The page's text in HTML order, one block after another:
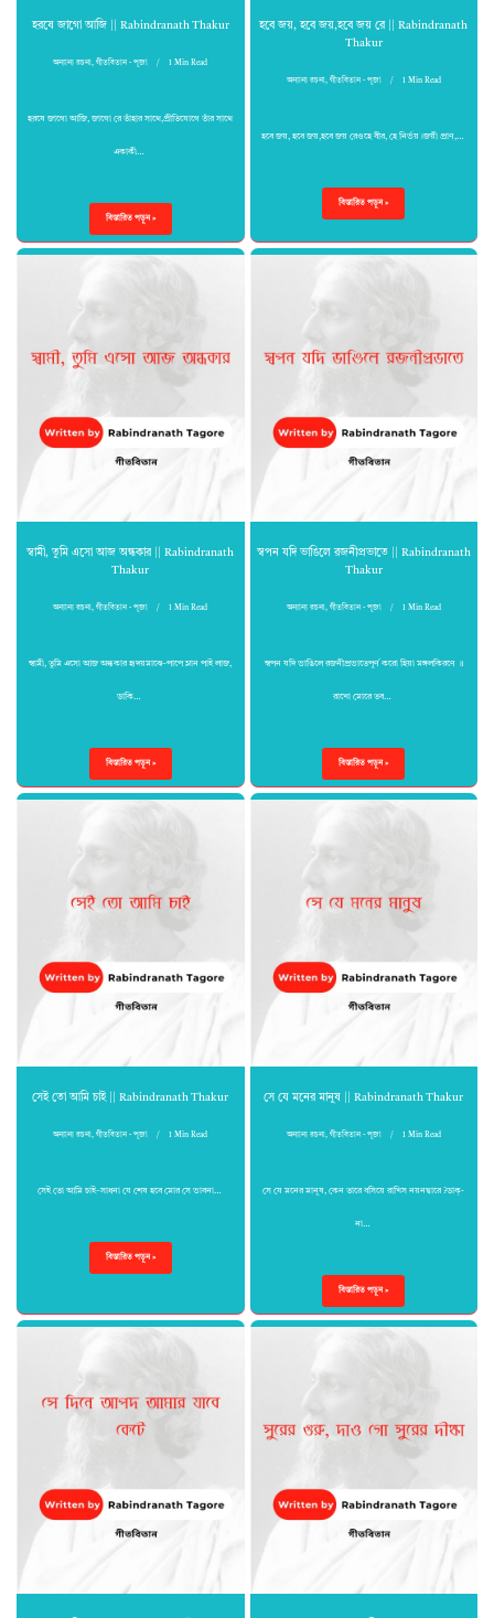
হরষে জাগো আজি || Rabindranath Thakur
অন্যান্য রচনা,গীতবিতান - পূজা 1 Min Read
হরষে জাগো আজি, জাগো রে তাঁহার সাথে,প্রীতিযোগে তাঁর সাথে
একাকী…
বিস্তারিত পড়ুন »
হবে জয়, হবে জয়,হবে জয় রে || Rabindranath
Thakur
অন্যান্য রচনা , গীতবিতান - পূজা 1 Min Read
হবে জয়, হবে জয়,হবে জয় রেওহে বীর, হে নির্ভয়।জয়ী প্রাণ,…
বিস্তারিত পড়ুন »
স্বামী, তুমি এসো আজ অন্ধকার || Rabindranath
Thakur
অন্যান্য রচনা,গীতবিতান - পূজা 1 Min Read
স্বামী, তুমি এসো আজ অন্ধকার হৃদয়মাঝে–পাপে ম্লান পাই লাজ,
ডাকি…
বিস্তারিত পড়ুন »
স্বপন যদি ভাঙিলে রজনীপ্রভাতে || Rabindranath
Thakur
অন্যান্য রচনা , গীতবিতান - পূজা 1 Min Read
স্বপন যদি ভাঙিলে রজনীপ্রভাতেপূর্ণ করো হিয়া মঙ্গলকিরণে ॥
রাখো মোরে তব…
বিস্তারিত পড়ুন »
সেই তো আমি চাই || Rabindranath Thakur
অন্যান্য রচনা,গীতবিতান - পূজা 1 Min Read
সেই তো আমি চাই–সাধনা যে শেষ হবে মোর সে ভাবনা…
বিস্তারিত পড়ুন »
সে যে মনের মানুষ || Rabindranath Thakur
অন্যান্য রচনা , গীতবিতান - পূজা 1 Min Read
সে যে মনের মানুষ, কেন তারে বসিয়ে রাখিস নয়নদ্বারে ?ডাক্‌-
না…
বিস্তারিত পড়ুন »